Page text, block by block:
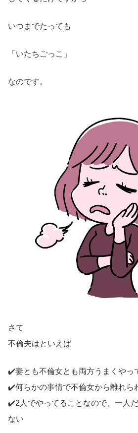
いつまでたっても
「いたちごっこ」
なのです。
さて
不倫夫はといえば
✔️妻とも不倫女とも両方うまくやっ
✔️何らかの事情で不倫女から離れら
✔️2人でやってることなので、一人
ない